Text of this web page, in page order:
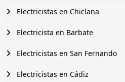
Electricistas en Chiclana
Electricista en Barbate
Electricistas en San Fernando
Electricistas en Cádiz